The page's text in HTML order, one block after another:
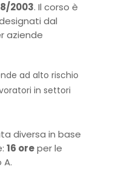
2003. Il corso è
dal
aziende
ad alto rischio
in settori
diversa in base
16 oreper le